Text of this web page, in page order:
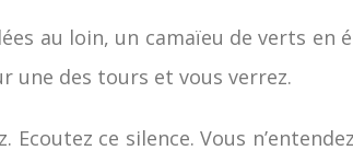
au loin, un camaïeu de verts
une des tours et vous verrez.
Ecoutez ce silence. Vous